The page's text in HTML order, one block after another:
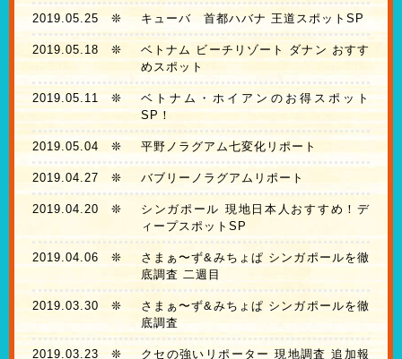
2019.05.25 ❊ キューバ 首都ハバナ 王道スポットSP
2019.05.18 ❊
ベトナム ビーチリゾート ダナン おすす
めスポット
2019.05.11 ❊
ベトナム・ホイアンのお得スポット
SP！
2019.05.04 ❊ 平野ノラグアム七変化リポート
2019.04.27 ❊ バブリーノラグアムリポート
2019.04.20 ❊
シンガポール 現地日本人おすすめ！デ
ィープスポットSP
2019.04.06 ❊
さまぁ〜ず&みちょぱ シンガポールを徹
底調査 二週目
2019.03.30 ❊
さまぁ〜ず&みちょぱ シンガポールを徹
底調査
2019.03.23 ❊ クセの強いリポーター 現地調査 追加報